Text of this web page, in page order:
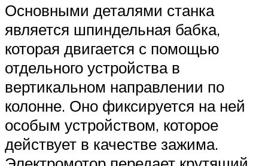
Основными деталями станка
является шпиндельная бабка,
которая двигается с помощью
отдельного устройства в
вертикальном направлении по
колонне. Оно фиксируется на ней
особым устройством, которое
действует в качестве зажима.